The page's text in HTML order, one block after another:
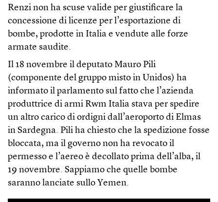
Renzi non ha scuse valide per giustificare la
concessione di licenze per l’esportazione di
bombe, prodotte in Italia e vendute alle forze
armate saudite.
Il 18 novembre il deputato Mauro Pili
(componente del gruppo misto in Unidos) ha
informato il parlamento sul fatto che l’azienda
produttrice di armi Rwm Italia stava per spedire
un altro carico di ordigni dall’aeroporto di Elmas
in Sardegna. Pili ha chiesto che la spedizione fosse
bloccata, ma il governo non ha revocato il
permesso e l’aereo è decollato prima dell’alba, il
19 novembre. Sappiamo che quelle bombe
saranno lanciate sullo Yemen.